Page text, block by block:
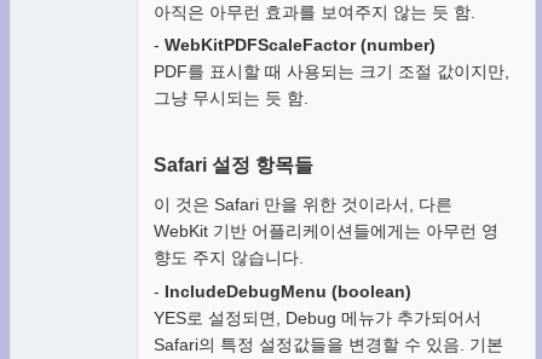
아직은 아무런 효과를 보여주지 않는 듯 함.
- WebKitPDFScaleFactor (number)
PDF를 표시할 때 사용되는 크기 조절 값이지만,
그냥 무시되는 듯 함.
Safari 설정 항목들
이 것은 Safari 만을 위한 것이라서, 다른
WebKit 기반 어플리케이션들에게는 아무런 영
향도 주지 않습니다.
- IncludeDebugMenu (boolean)
YES로 설정되면, Debug 메뉴가 추가되어서
Safari의 특정 설정값들을 변경할 수 있음. 기본